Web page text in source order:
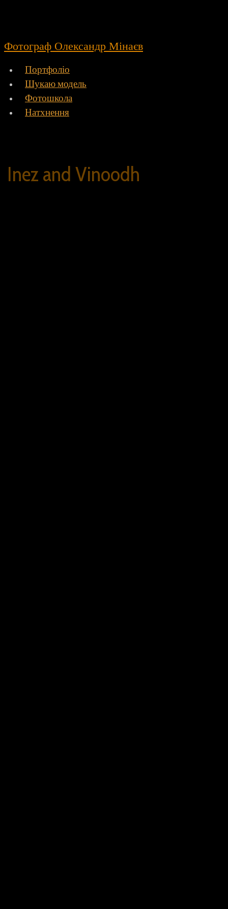
Фотограф Олександр Мінаєв
Портфоліо
Шукаю модель
Фотошкола
Натхнення
Inez and Vinoodh